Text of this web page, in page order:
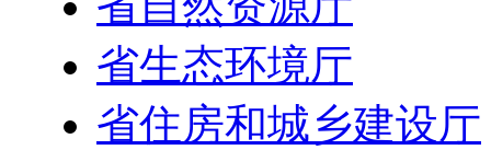
省生态环境厅
省住房和城乡建设厅